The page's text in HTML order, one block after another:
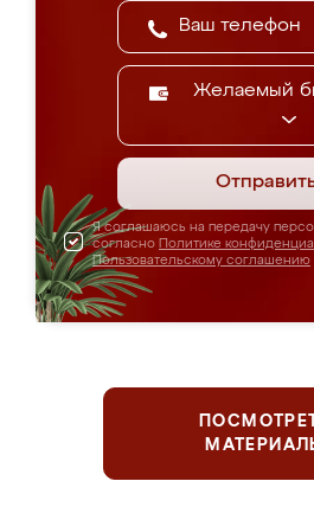
Желаемый
Я соглашаюсь на передачу
согласно Политике
Пользовательскому соглашению